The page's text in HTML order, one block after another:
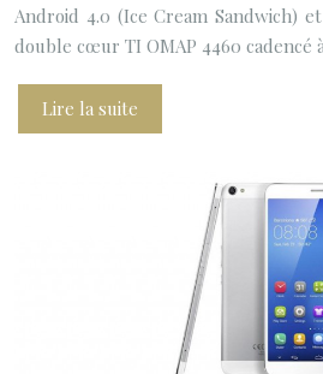
Android 4.0 (Ice Cream Sandwich)
double cœur TI OMAP 4460 cadencé
Lire la suite